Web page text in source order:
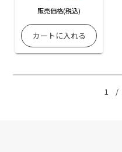
販売価格(税込)
1 /